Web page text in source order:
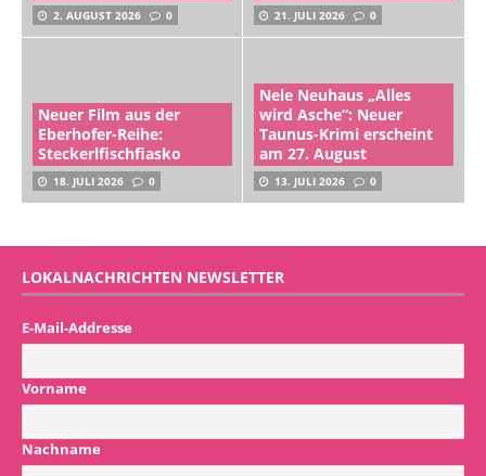
2. AUGUST 2026 0 21. JULI 2026 0
Neuer Film aus der
Eberhofer-Reihe:
Steckerlfischfiasko
18. JULI 2026 0
Nele Neuhaus „Alles
wird Asche“: Neuer
Taunus-Krimi erscheint
am 27. August
13. JULI 2026 0
LOKALNACHRICHTEN NEWSLETTER
E-Mail-Addresse
Vorname
Nachname